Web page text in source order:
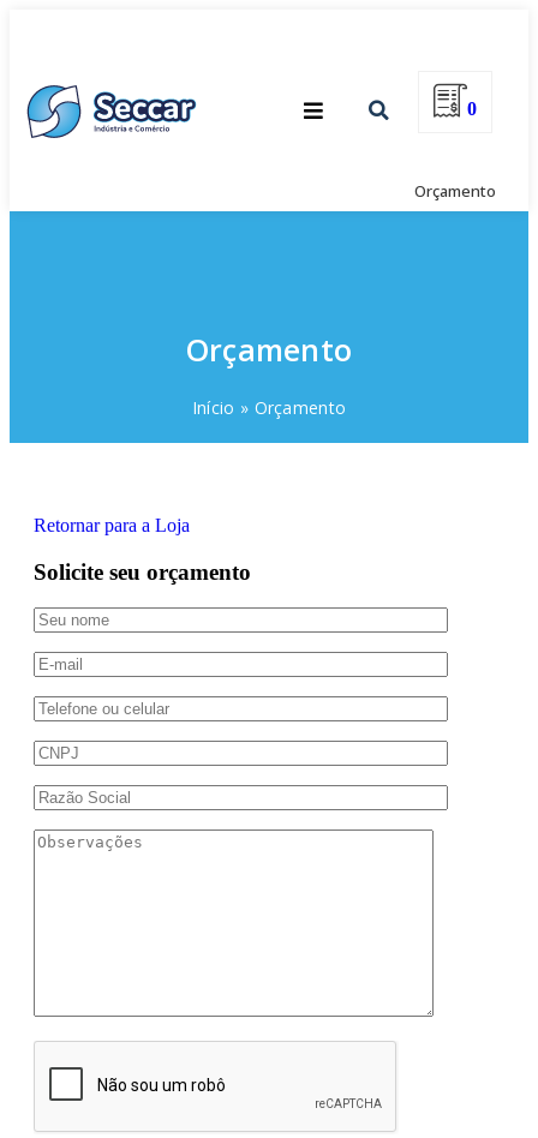
0
Orçamento
Orçamento
Início » Orçamento
Retornar para a Loja
Solicite seu orçamento